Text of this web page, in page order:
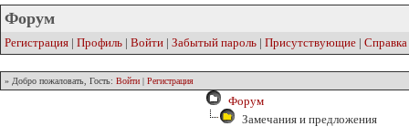
Форум
Регистрация | Профиль | Войти | Забытый пароль | Присутствующие | Справка
» Добро пожаловать, Гость: Войти | Регистрация
Форум
Замечания и предложения